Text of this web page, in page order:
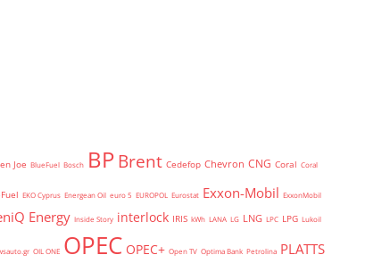
Joe BlueFuel Bosch BPBrent Cedefop Chevron CNG Coral Coral
EKO Cyprus Energean Oil euro 5 EUROPOL Eurostat Exxon-Mobil ExxonMobil
Energy Inside Story interlock IRIS kWh LANA LG LNG LPC LPG Lukoil
OIL ONE OPEC OPEC+ Open TV Optima Bank Petrolina PLATTS